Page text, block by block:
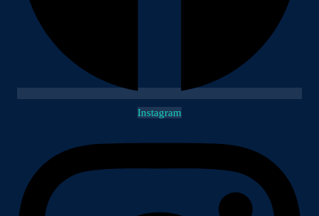
Instagram